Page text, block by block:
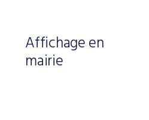
Affichage en
mairie